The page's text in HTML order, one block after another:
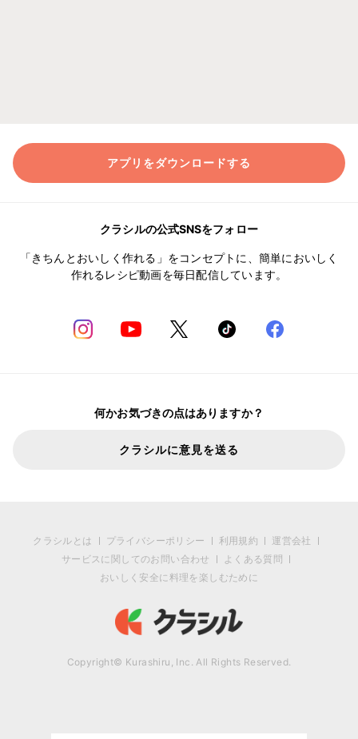
アプリをダウンロードする
クラシルの公式SNSをフォロー
「きちんとおいしく作れる」をコンセプトに、簡単においしく
作れるレシピ動画を毎日配信しています。
何かお気づきの点はありますか？
クラシルに意見を送る
クラシルとは プライバシーポリシー 利用規約
運営会社
サービスに関してのお問い合わせ
よくある質問
おいしく安全に料理を楽しむために
Copyright© Kurashiru, Inc. All Rights Reserved.